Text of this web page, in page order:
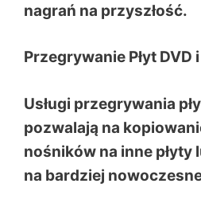
nagrań na przyszłość.
Przegrywanie Płyt DVD
Usługi przegrywania
pozwalają na
nośników na inne płyty
na bardziej